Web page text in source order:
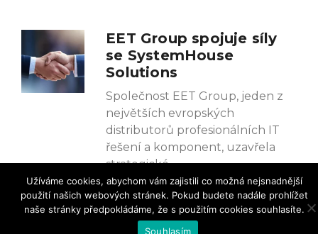
EET Group spojuje síly
se SystemHouse
Solutions
Společnost EET Group, jeden z
největších evropských
distributorů profesionálních IT
řešení a komponent, uzavřela
strategické
Užíváme cookies, abychom vám zajistili co možná nejsnadnější
použití našich webových stránek. Pokud budete nadále prohlížet
naše stránky předpokládáme, že s použitím cookies souhlasíte.
Souhlasím